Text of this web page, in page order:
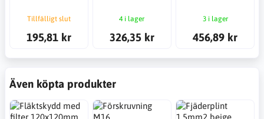
Tillfälligt slut
195,81 kr
4 i lager
326,35 kr
3 i lager
456,89 kr
Även köpta produkter